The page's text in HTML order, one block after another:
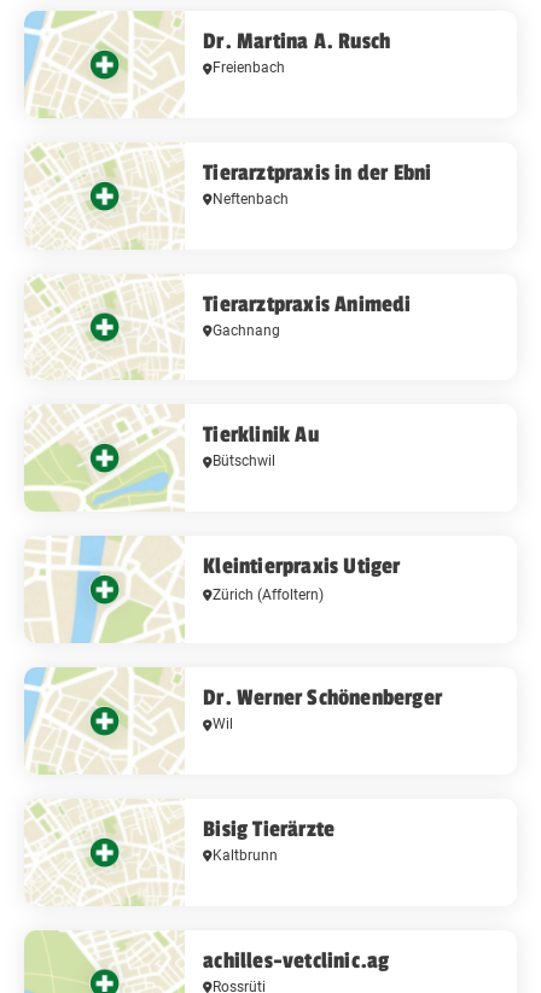
Dr. Martina A. Rusch
Freienbach
Tierarztpraxis in der Ebni
Neftenbach
Tierarztpraxis Animedi
Gachnang
Tierklinik Au
Bütschwil
Kleintierpraxis Utiger
Zürich(Affoltern)
Dr. Werner Schönenberger
Wil
Bisig Tierärzte
Kaltbrunn
achilles-vetclinic.ag
Rossrüti